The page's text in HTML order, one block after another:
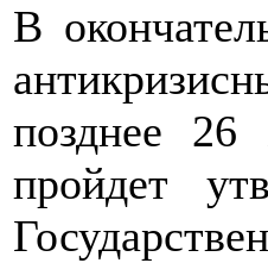
В
позднее 26
пройдет